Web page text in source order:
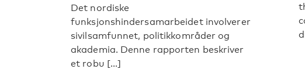
Det nordiske
funksjonshindersamarbeidet involverer
sivilsamfunnet, politikkområder og
akademia. Denne rapporten beskriver
et robu [...]